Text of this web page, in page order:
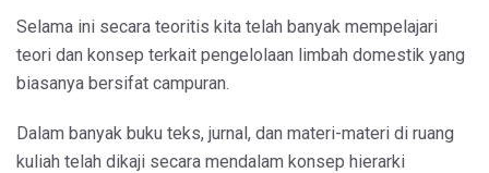
Selama ini secara teoritis kita telah banyak mempelajari
teori dan konsep terkait pengelolaan limbah domestik yang
biasanya bersifat campuran.
Dalam banyak buku teks, jurnal, dan materi-materi di ruang
kuliah telah dikaji secara mendalam konsep hierarki